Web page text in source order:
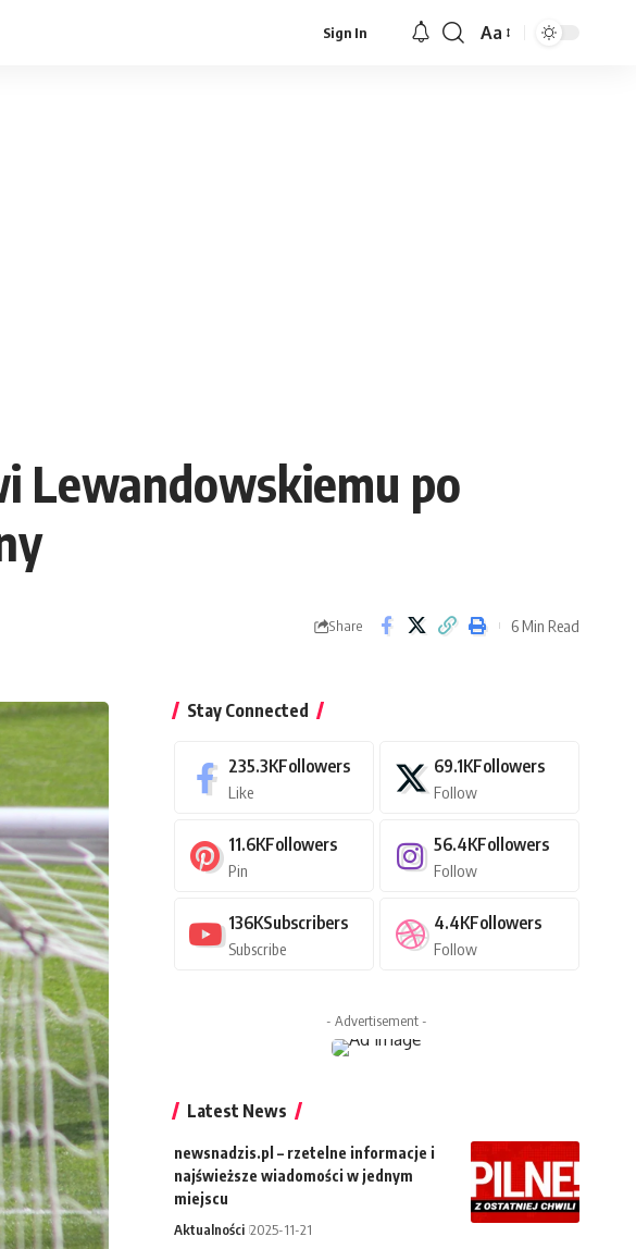
Sign In
Font
Aa
Lewandowskiemu po
Share 6 Min Read
Stay Connected
235.3KFollowers
Like
69.1KFollowers
Follow
11.6KFollowers
Pin
56.4KFollowers
Follow
136KSubscribers
Subscribe
4.4KFollowers
Follow
- Advertisement -
Latest News
newsnadzis.pl – rzetelne informacje i
najświeższe wiadomości w jednym
miejscu
Aktualności 2025-11-21